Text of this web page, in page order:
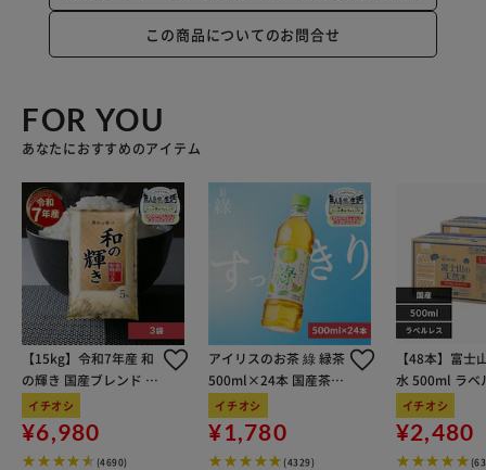
この商品についてのお問合せ
FOR YOU
あなたにおすすめのアイテム
【15kg】令和7年産 和
の輝き 国産ブレンド 5
kg×3袋
イチオシ
¥6,980
(4690)
アイリスのお茶 綠 緑茶
500ml×24本 国産茶葉
100％使用
イチオシ
¥1,780
(4329)
【48本】富士
水 500ml ラベ
イチオシ
¥2,480